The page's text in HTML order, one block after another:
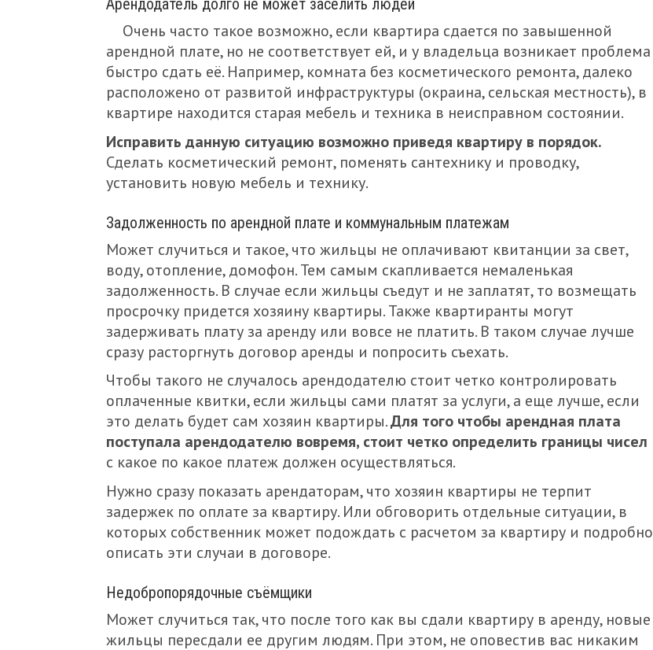
Арендодатель долго не может заселить людей
Очень часто такое возможно, если квартира сдается по завышенной
арендной плате, но не соответствует ей, и у владельца возникает проблема
быстро сдать её. Например, комната без косметического ремонта, далеко
расположено от развитой инфраструктуры (окраина, сельская местность), в
квартире находится старая мебель и техника в неисправном состоянии.
Исправить данную ситуацию возможно приведя квартиру в порядок.
Сделать косметический ремонт, поменять сантехнику и проводку,
установить новую мебель и технику.
Задолженность по арендной плате и коммунальным платежам
Может случиться и такое, что жильцы не оплачивают квитанции за свет,
воду, отопление, домофон. Тем самым скапливается немаленькая
задолженность. В случае если жильцы съедут и не заплатят, то возмещать
просрочку придется хозяину квартиры. Также квартиранты могут
задерживать плату за аренду или вовсе не платить. В таком случае лучше
сразу расторгнуть договор аренды и попросить съехать.
Чтобы такого не случалось арендодателю стоит четко контролировать
оплаченные квитки, если жильцы сами платят за услуги, а еще лучше, если
это делать будет сам хозяин квартиры.Для того чтобы арендная плата
поступала арендодателю вовремя, стоит четко определить границы чисел
с какое по какое платеж должен осуществляться.
Нужно сразу показать арендаторам, что хозяин квартиры не терпит
задержек по оплате за квартиру. Или обговорить отдельные ситуации, в
которых собственник может подождать с расчетом за квартиру и подробно
описать эти случаи в договоре.
Недобропорядочные съёмщики
Может случиться так, что после того как вы сдали квартиру в аренду, новые
жильцы пересдали ее другим людям. При этом, не оповестив вас никаким